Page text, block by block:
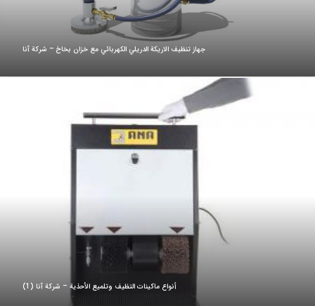
جهاز تنظيف الاريكة الدريلي الكهربائي مع خزان بخاخ – شركة آنا
أنواع ماكينات التظيف وتلميع الأحذية – شركة آنا (1)